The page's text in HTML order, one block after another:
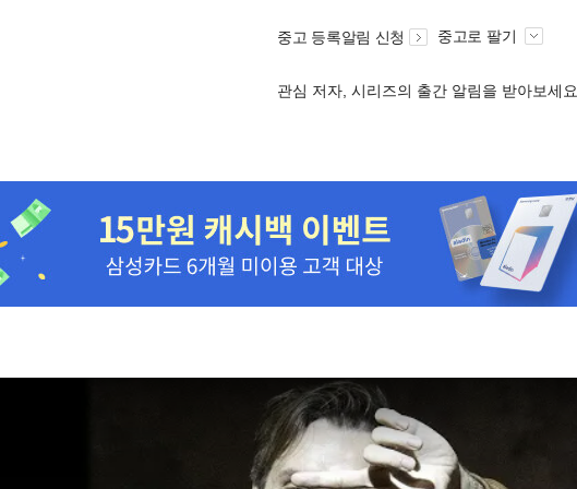
중고 등록알림 신청 중고로 팔기
관심 저자, 시리즈의 출간 알림을 받아보세요